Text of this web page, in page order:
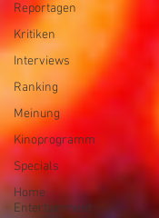
Reportagen
Kritiken
Interviews
Ranking
Meinung
Kinoprogramm
Specials
Home
Entertainment